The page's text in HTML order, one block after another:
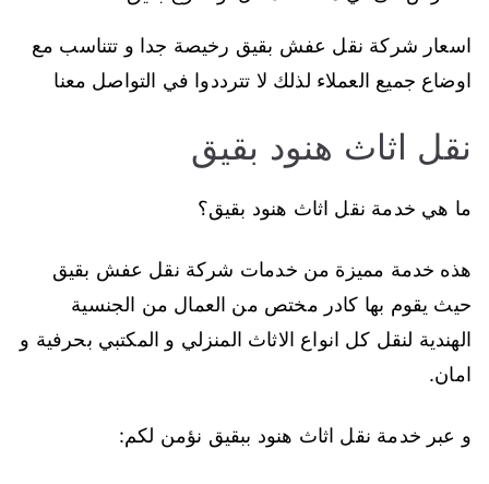
اسعار شركة نقل عفش بقيق رخيصة جدا و تتناسب مع
اوضاع جميع العملاء لذلك لا تترددوا في التواصل معنا
نقل اثاث هنود بقيق
ما هي خدمة نقل اثاث هنود بقيق؟
هذه خدمة مميزة من خدمات شركة نقل عفش بقيق
حيث يقوم بها كادر مختص من العمال من الجنسية
الهندية لنقل كل انواع الاثاث المنزلي و المكتبي بحرفية و
امان.
و عبر خدمة نقل اثاث هنود ببقيق نؤمن لكم: